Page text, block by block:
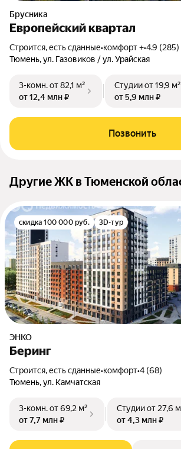
Брусника
Европейский квартал
Строится, есть сданные•комфорт +•4.9 (285)
Тюмень, ул. Газовиков / ул. Урайская
3-комн.от 82,1 м²
от 12,4 млн ₽
Студииот 19,9 м²
от 5,9 млн ₽
Позвонить
Другие ЖК в Тюменской
скидка 100 000 руб. 3D-тур
ЭНКО
Беринг
Строится, есть сданные•комфорт•4 (68)
Тюмень, ул. Камчатская
3-комн.от 69,2 м²
от 7,7 млн ₽
Студииот 27,6
от 4,3 млн ₽